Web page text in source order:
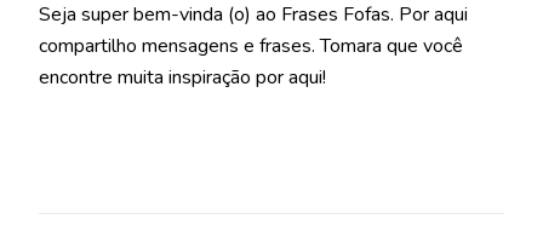
Seja super bem-vinda (o) ao Frases Fofas. Por aqui
compartilho mensagens e frases. Tomara que você
encontre muita inspiração por aqui!